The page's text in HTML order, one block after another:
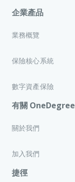
企業產品
業務概覽
保險核心系統
數字資產保險
有關 OneDegree
關於我們
加入我們
捷徑